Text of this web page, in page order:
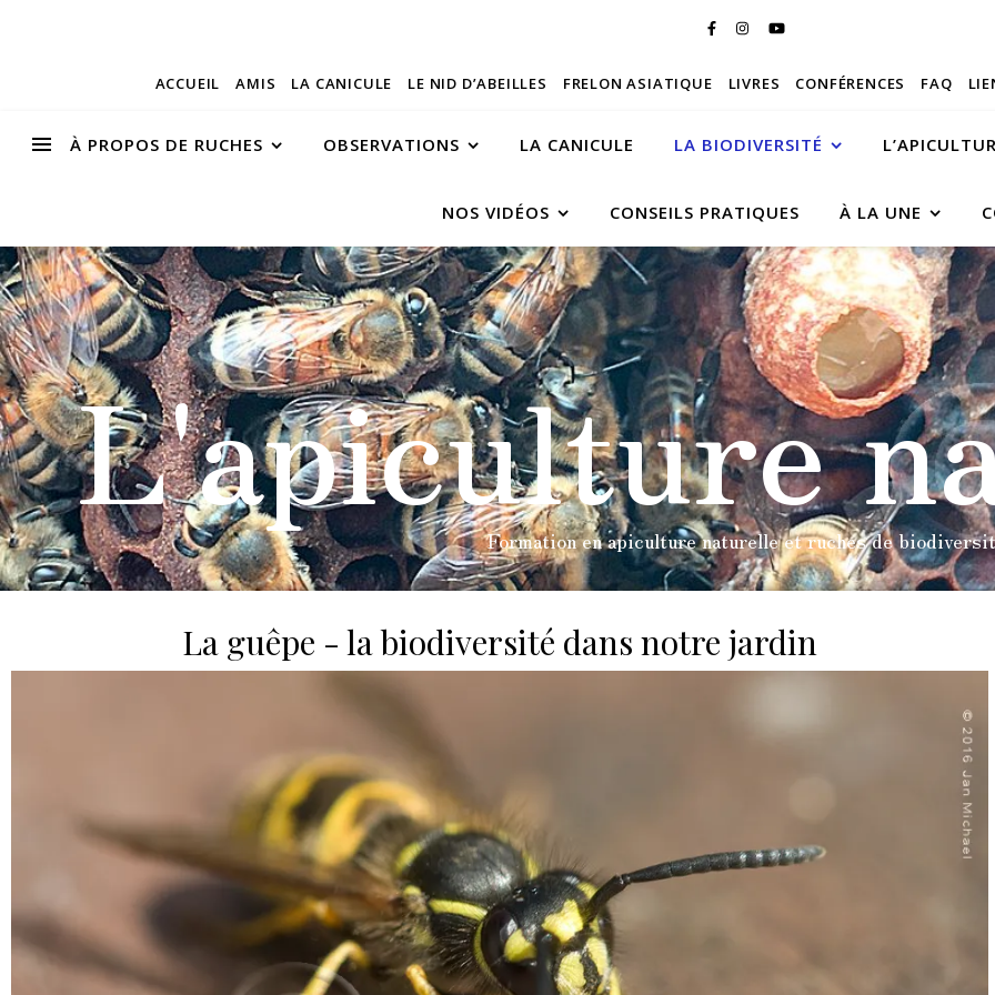
ACCUEIL AMIS LA CANICULE LE NID D’ABEILLES FRELON ASIATIQUE LIVRES CONFÉRENCES FAQ
À PROPOS DE RUCHES OBSERVATIONS LA CANICULE LA BIODIVERSITÉ
NOS VIDÉOS CONSEILS PRATIQUES À LA UNE
L'apiculture
Formation en apiculture naturelle et ruches de
La guêpe - la biodiversité dans notre jardin